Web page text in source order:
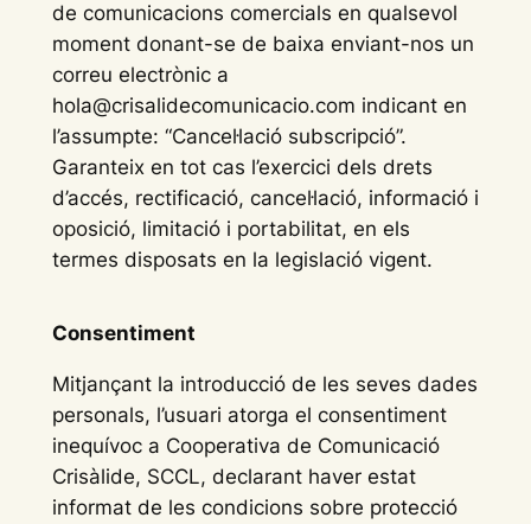
de comunicacions comercials en qualsevol
moment donant-se de baixa enviant-nos un
correu electrònic a
hola@crisalidecomunicacio.com indicant en
l’assumpte: “Cancel·lació subscripció”.
Garanteix en tot cas l’exercici dels drets
d’accés, rectificació, cancel·lació, informació i
oposició, limitació i portabilitat, en els
termes disposats en la legislació vigent.
Consentiment
Mitjançant la introducció de les seves dades
personals, l’usuari atorga el consentiment
inequívoc a Cooperativa de Comunicació
Crisàlide, SCCL, declarant haver estat
informat de les condicions sobre protecció